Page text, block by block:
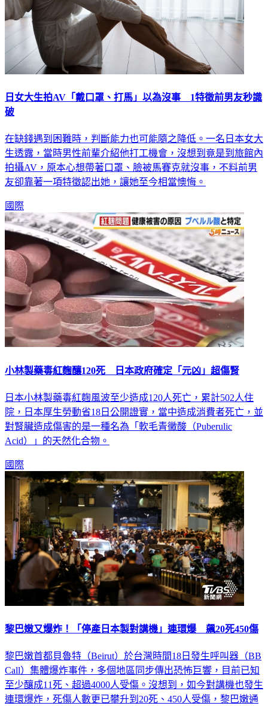
日女大生拍AV「戴口罩、打馬」以為沒事 1特徵前男友秒識
破
在缺錢遇到困難時，判斷能力也可能隨之降低。一名日本女大
生透露，當時男性前輩介紹他打工機會，沒想到竟是到旅館內
拍攝AV，原本心想帶著口罩、臉被馬賽克就沒事，不料前男
友卻靠著一項特徵認出她，讓她至今相當懊悔。
國際
小林製藥毒紅麴釀120死 日本政府確定「元凶」超傷腎
日本小林製藥毒紅麴風波至少造成120人死亡，累計502人住
院，日本厚生勞動省18日公開證實，當中造成消費者死亡，並
對腎臟造成傷害的是一種名為「軟毛青黴酸（Puberulic
Acid）」的天然化合物。
國際
黎巴嫩又爆炸！「停產日本製對講機」連環爆 飆20死450傷
黎巴嫩首都貝魯特（Beirut）於台灣時間18日發生呼叫器（BB
Call）集體爆炸事件，多個地區同步傳出恐怖巨響，目前已知
至少釀成11死、超過4000人受傷。沒想到，如今對講機也發生
連環爆炸，死傷人數更已攀升到20死、450人受傷，黎巴嫩通